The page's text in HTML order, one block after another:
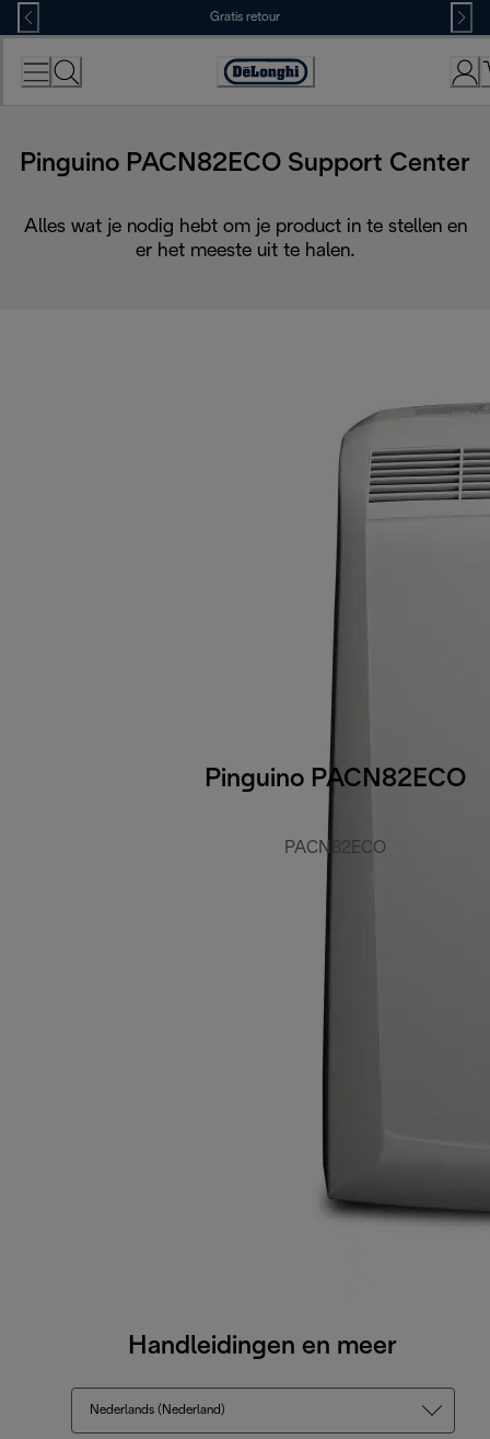
Skip
to
Content
Gratis retour
Accessibility
Pinguino PACN82ECO Support Center
Alles wat je nodig hebt om je product in te stellen en
er het meeste uit te halen.
Pinguino PACN82ECO
PACN82ECO
Handleidingen en meer
Nederlands (Nederland)